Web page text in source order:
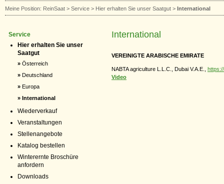
Meine Position: ReinSaat > Service > Hier erhalten Sie unser Saatgut > International
Service
Hier erhalten Sie unser
Saatgut
» Österreich
» Deutschland
» Europa
» International
Wiederverkauf
Veranstaltungen
Stellenangebote
Katalog bestellen
Winterernte Broschüre
anfordern
Downloads
International
VEREINIGTE ARABISCHE EMIRATE
NABTA agriculture L.L.C., Dubai V.A.E.,
Video